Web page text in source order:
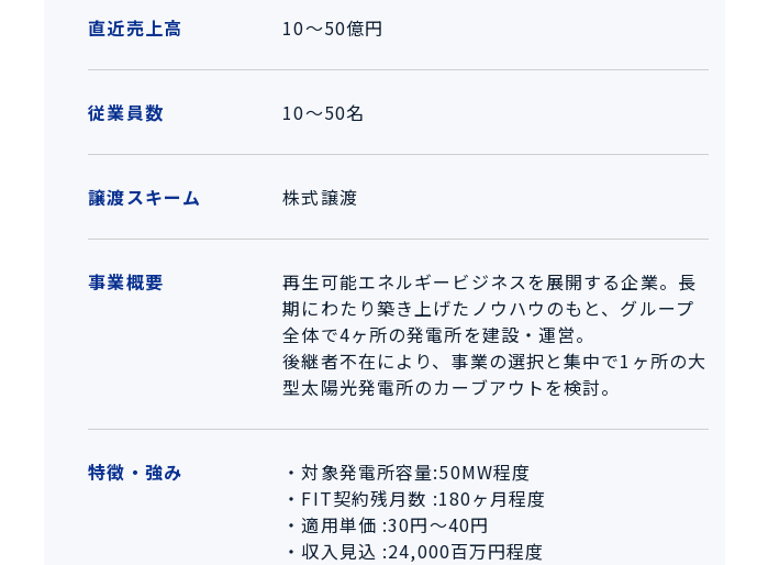
直近売上高 10～50億円
従業員数 10～50名
譲渡スキーム 株式譲渡
事業概要
再生可能エネルギービジネスを展開する企業。長
期にわたり築き上げたノウハウのもと、グループ
全体で4ヶ所の発電所を建設・運営。
後継者不在により、事業の選択と集中で1ヶ所の大
型太陽光発電所のカーブアウトを検討。
特徴・強み
・対象発電所容量:50MW程度
・FIT契約残月数 :180ヶ月程度
・適用単価 :30円～40円
・収入見込 :24,000百万円程度